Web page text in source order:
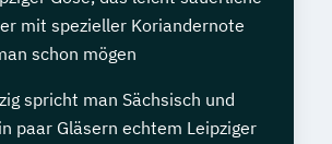
mit spezieller Koriandernote
schon mögen
spricht man Sächsisch und
paar Gläsern echtem Leipziger